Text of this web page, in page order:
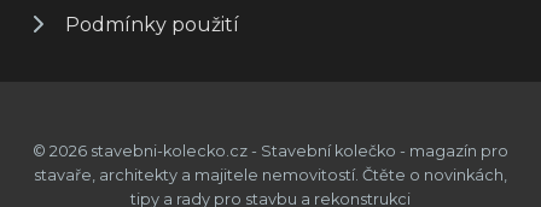
Podmínky použití
© 2026 stavebni-kolecko.cz - Stavební kolečko - magazín pro
stavaře, architekty a majitele nemovitostí. Čtěte o novinkách,
tipy a rady pro stavbu a rekonstrukci